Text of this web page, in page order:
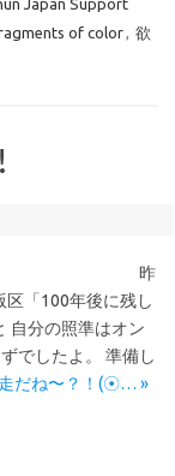
Japan Support
of color, 欲
昨
区「100年後に残し
自分の照準はオン
でしたよ。 準備し
走だね〜？！(⁠☉… »